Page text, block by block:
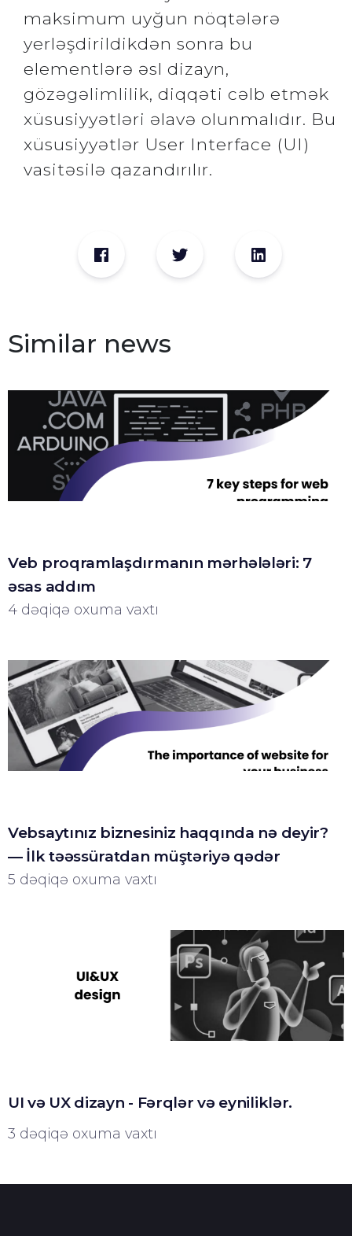
maksimum uyğun nöqtələrə
yerləşdirildikdən sonra bu
elementlərə əsl dizayn,
gözəgəlimlilik, diqqəti cəlb etmək
xüsusiyyətləri əlavə olunmalıdır. Bu
xüsusiyyətlər User Interface (UI)
vasitəsilə qazandırılır.
Similar news
Veb proqramlaşdırmanın mərhələləri: 7
əsas addım
4 dəqiqə oxuma vaxtı
Vebsaytınız biznesiniz haqqında nə deyir?
— İlk təəssüratdan müştəriyə qədər
5 dəqiqə oxuma vaxtı
UI və UX dizayn - Fərqlər və eyniliklər.
3 dəqiqə oxuma vaxtı